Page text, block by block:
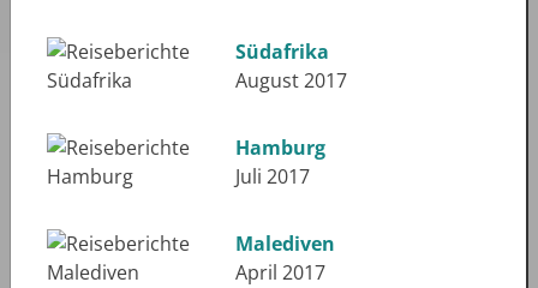
Südafrika
August 2017
Hamburg
Juli 2017
Malediven
April 2017